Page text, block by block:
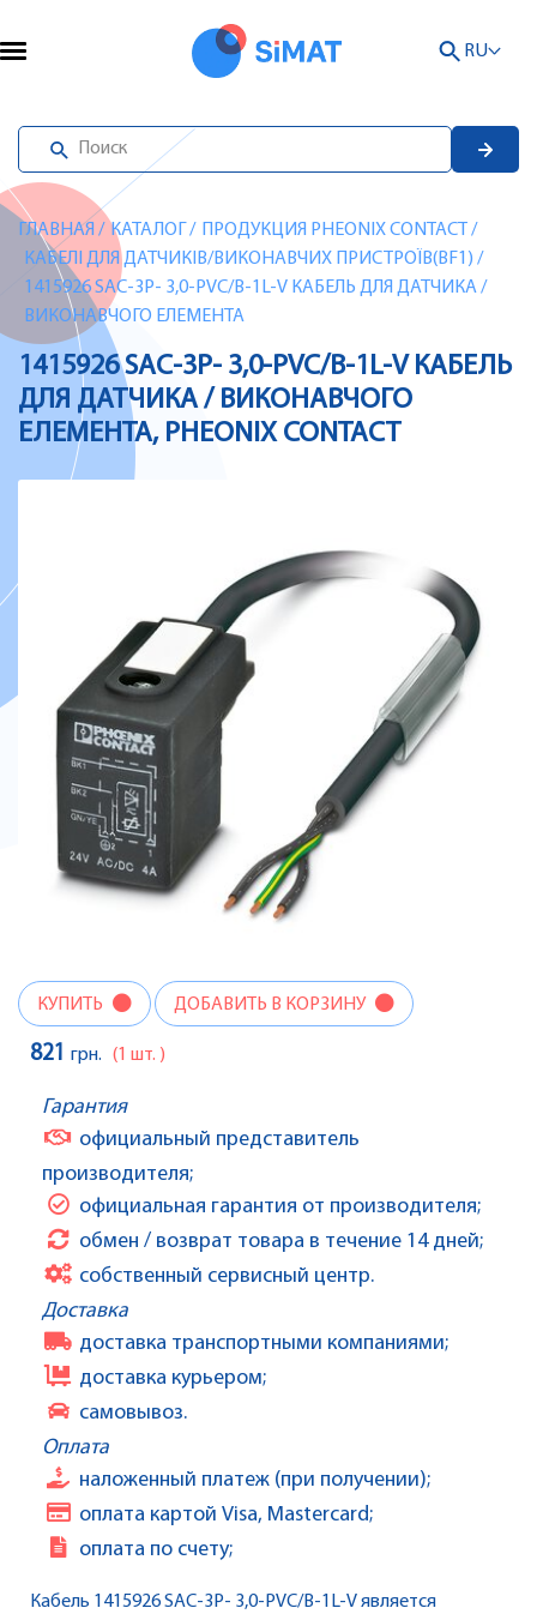
RU
ГЛАВНАЯ / КАТАЛОГ / ПРОДУКЦИЯ PHEONIX CONTACT /
КАБЕЛІ ДЛЯ ДАТЧИКІВ/ВИКОНАВЧИХ ПРИСТРОЇВ(BF1) /
1415926 SAC-3P- 3,0-PVC/B-1L-V КАБЕЛЬ ДЛЯ ДАТЧИКА /
ВИКОНАВЧОГО ЕЛЕМЕНТА
1415926 SAC-3P- 3,0-PVC/B-1L-V КАБЕЛЬ
ДЛЯ ДАТЧИКА / ВИКОНАВЧОГО
ЕЛЕМЕНТА, PHEONIX CONTACT
КУПИТЬ ДОБАВИТЬ В КОРЗИНУ
821 грн. (1 шт. )
Гарантия
официальный представитель
производителя;
официальная гарантия от производителя;
обмен / возврат товара в течение 14 дней;
собственный сервисный центр.
Доставка
доставка транспортными компаниями;
доставка курьером;
самовывоз.
Оплата
наложенный платеж (при получении);
оплата картой Visa, Mastercard;
оплата по счету;
Кабель 1415926 SAC-3P- 3,0-PVC/B-1L-V является